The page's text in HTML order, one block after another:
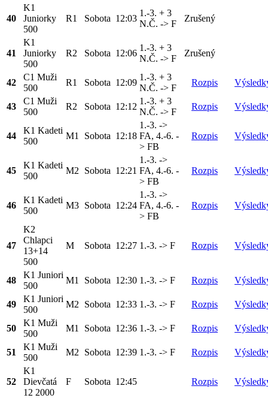
40
K1
Juniorky
500
R1 Sobota 12:03
1.-3. + 3
N.Č. -> F
Zrušený
41
K1
Juniorky
500
R2 Sobota 12:06
1.-3. + 3
N.Č. -> F
Zrušený
42
C1 Muži
500
R1 Sobota 12:09
1.-3. + 3
N.Č. -> F
Rozpis
43
C1 Muži
500
R2 Sobota 12:12
1.-3. + 3
N.Č. -> F
Rozpis
44
K1 Kadeti
500
M1 Sobota 12:18
1.-3. ->
FA, 4.-6. -
> FB
Rozpis
45
K1 Kadeti
500
M2 Sobota 12:21
1.-3. ->
FA, 4.-6. -
> FB
Rozpis
46
K1 Kadeti
500
M3 Sobota 12:24
1.-3. ->
FA, 4.-6. -
> FB
Rozpis
47
K2
Chlapci
13+14
500
M Sobota 12:27 1.-3. -> F Rozpis
48
K1 Juniori
500
M1 Sobota 12:30 1.-3. -> F Rozpis
49
K1 Juniori
500
M2 Sobota 12:33 1.-3. -> F Rozpis
50
K1 Muži
500
M1 Sobota 12:36 1.-3. -> F Rozpis
51
K1 Muži
500
M2 Sobota 12:39 1.-3. -> F Rozpis
52
K1
Dievčatá
12 2000
F Sobota 12:45 Rozpis